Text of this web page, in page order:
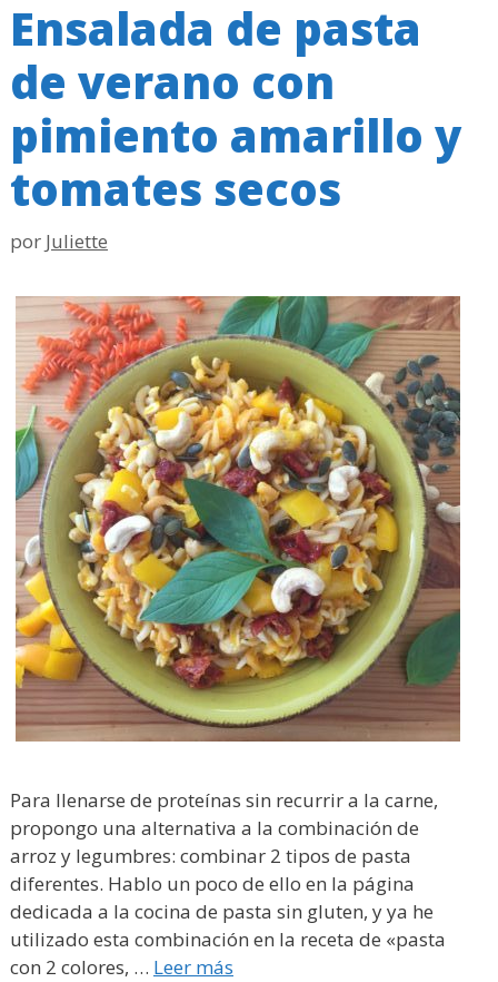
Ensalada de pasta
de verano con
pimiento amarillo y
tomates secos
por Juliette
Para llenarse de proteínas sin recurrir a la carne,
propongo una alternativa a la combinación de
arroz y legumbres: combinar 2 tipos de pasta
diferentes. Hablo un poco de ello en la página
dedicada a la cocina de pasta sin gluten, y ya he
utilizado esta combinación en la receta de «pasta
con 2 colores, … Leer más